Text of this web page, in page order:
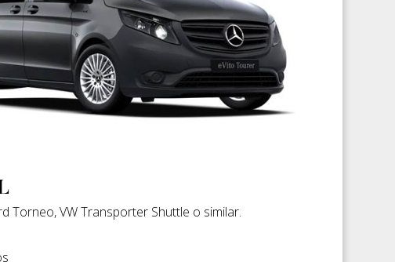
Torneo, VW Transporter Shuttle o similar.